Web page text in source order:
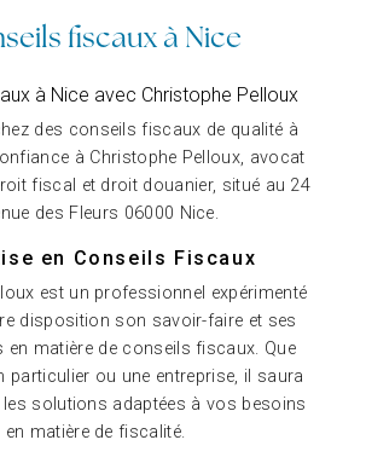
fiscaux à Nice
à Nice avec Christophe Pelloux
des conseils fiscaux de qualité à
à Christophe Pelloux, avocat
fiscal et droit douanier, situé au 24
des Fleurs 06000 Nice.
en Conseils Fiscaux
est un professionnel expérimenté
disposition son savoir-faire et ses
en matière de conseils fiscaux. Que
particulier ou une entreprise, il saura
solutions adaptées à vos besoins
en matière de fiscalité.